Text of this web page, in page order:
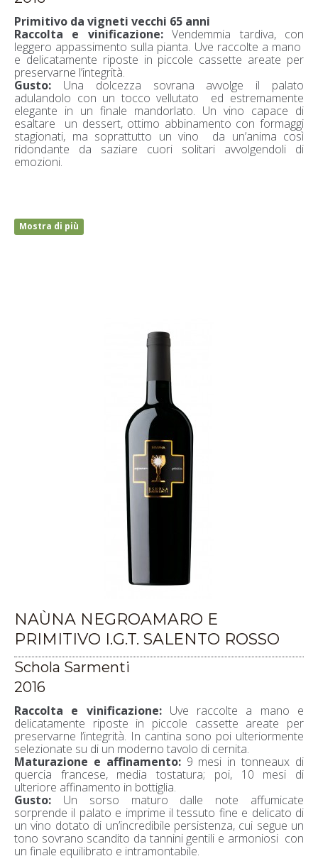
Primitivo da vigneti vecchi 65 anni
Raccolta e vinificazione:Vendemmia tardiva, con
leggero appassimento sulla pianta. Uve raccolte a mano
e delicatamente riposte in piccole cassette areate per
preservarne l’integrità.
Gusto: Una dolcezza sovrana avvolge il palato
adulandolo con un tocco vellutato ed estremamente
elegante in un finale mandorlato. Un vino capace di
esaltare un dessert, ottimo abbinamento con formaggi
stagionati, ma soprattutto un vino da un’anima così
ridondante da saziare cuori solitari avvolgendoli di
emozioni.
Mostra di più
NAÙNA NEGROAMARO E
PRIMITIVO I.G.T. SALENTO ROSSO
Schola Sarmenti
2016
Raccolta e vinificazione:Uve raccolte a mano e
delicatamente riposte in piccole cassette areate per
preservarne l’integrità. In cantina sono poi ulteriormente
selezionate su di un moderno tavolo di cernita.
Maturazione e affinamento:9 mesi in tonneaux di
quercia francese, media tostatura; poi, 10 mesi di
ulteriore affinamento in bottiglia.
Gusto: Un sorso maturo dalle note affumicate
sorprende il palato e imprime il tessuto fine e delicato di
un vino dotato di un’incredibile persistenza, cui segue un
tono sovrano scandito da tannini gentili e armoniosi con
un finale equilibrato e intramontabile.